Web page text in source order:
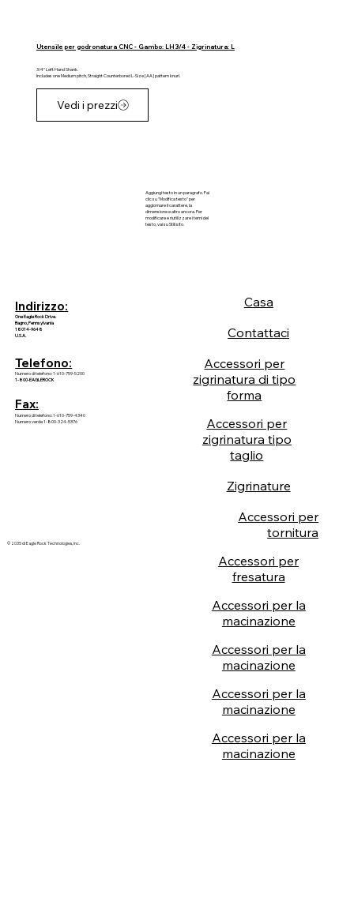
Utensile per godronatura CNC - Gambo: LH 3/4 - Zigrinatura: L
3/4" Left Hand Shank.
Includes one Medium pitch, Straight Counterbored L-Size [AA] pattern knurl.
Vedi i prezzi
Aggiungi testo in un paragrafo. Fai
clic su "Modifica testo" per
aggiornare il carattere, la
dimensione e altro ancora. Per
modificare e riutilizzare i temi del
testo, vai su Stili sito.
Indirizzo:
One Eagle Rock Drive.
Bagno, Pennsylvania
18014-9648
U.S.A.
Telefono:
Numero di telefono: 1-610-759-5200
1-800-EAGLEROCK
Fax:
Numero di telefono: 1-610-759-4340
Numero verde 1-800-324-5376
© 2035 di Eagle Rock Technologies, Inc.
Casa
Contattaci
Accessori per
zigrinatura di tipo
forma
Accessori per
zigrinatura tipo
taglio
Zigrinature
Accessori per
tornitura
Accessori per
fresatura
Accessori per la
macinazione
Accessori per la
macinazione
Accessori per la
macinazione
Accessori per la
macinazione